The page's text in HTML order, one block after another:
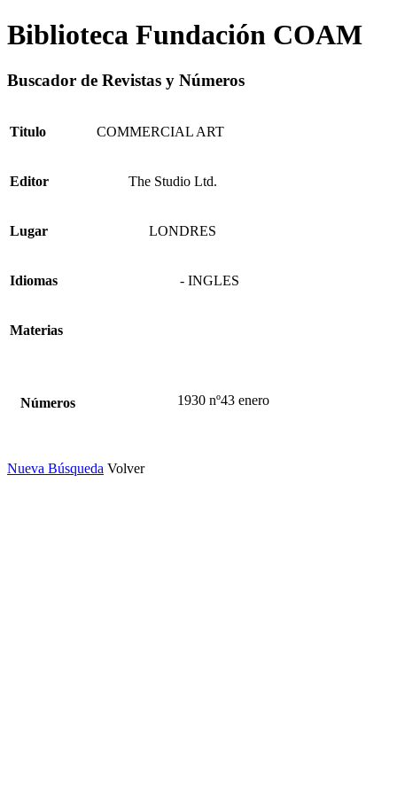
Biblioteca Fundación COAM
Buscador de Revistas y Números
Titulo COMMERCIAL ART
Editor The Studio Ltd.
Lugar LONDRES
Idiomas - INGLES
Materias
Números 1930 nº43 enero
Nueva Búsqueda Volver